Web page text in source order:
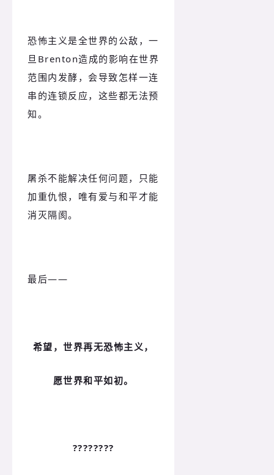
恐怖主义是全世界的公敌，一
旦Brenton造成的影响在世界
范围内发酵，会导致怎样一连
串的连锁反应，这些都无法预
知。
屠杀不能解决任何问题，只能
加重仇恨，唯有爱与和平才能
消灭隔阂。
最后——
希望，世界再无恐怖主义，
愿世界和平如初。
????️????️